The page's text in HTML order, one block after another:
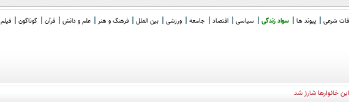
شرعی پیوند ها سواد زندگی سیاسی اقتصاد جامعه ورزشی بین الملل فرهنگ و هنر علم و دانش قرآن گوناگون فیلم
خانوارها شارژ شد